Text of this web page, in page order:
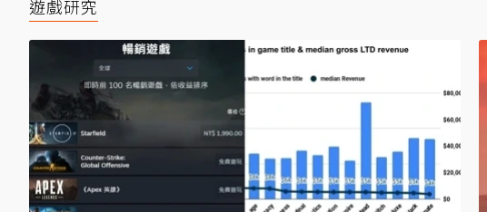
遊戲研究